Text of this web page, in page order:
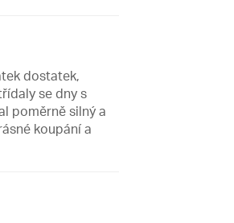
dostatek,
se dny s
poměrně silný a
koupání a